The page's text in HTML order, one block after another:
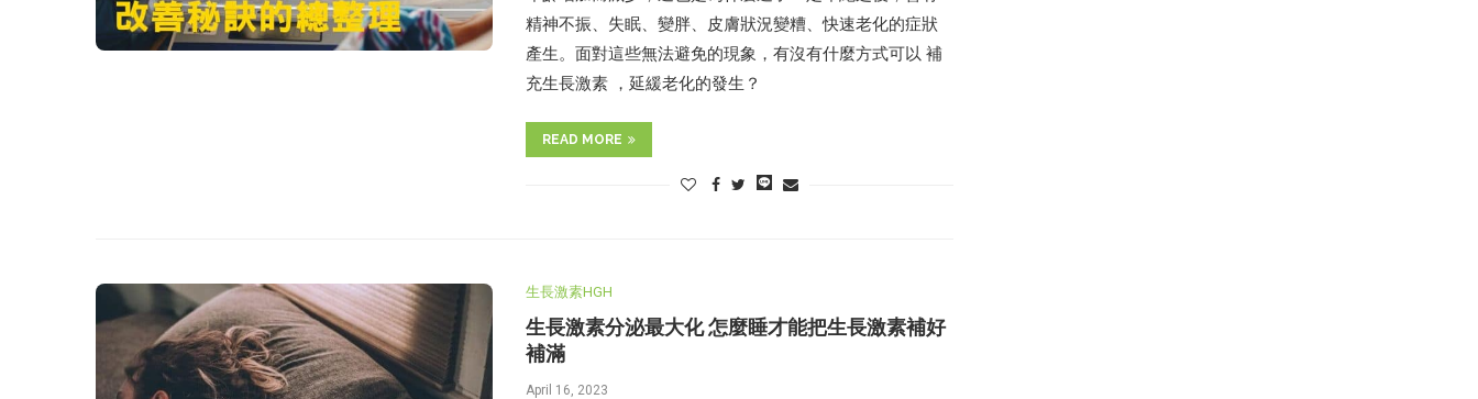
精神不振、失眠、變胖、皮膚狀況變糟、快速老化的症狀
產生。面對這些無法避免的現象，有沒有什麼方式可以 補
充生長激素 ，延緩老化的發生？
READ MORE
生長激素HGH
生長激素分泌最大化 怎麼睡才能把生長激素補好
補滿
April 16, 2023